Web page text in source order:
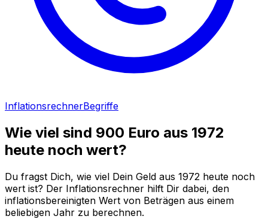
InflationsrechnerBegriffe
Wie viel sind 900 Euro aus 1972
heute noch wert?
Du fragst Dich, wie viel Dein Geld aus 1972 heute noch
wert ist? Der Inflationsrechner hilft Dir dabei, den
inflationsbereinigten Wert von Beträgen aus einem
beliebigen Jahr zu berechnen.